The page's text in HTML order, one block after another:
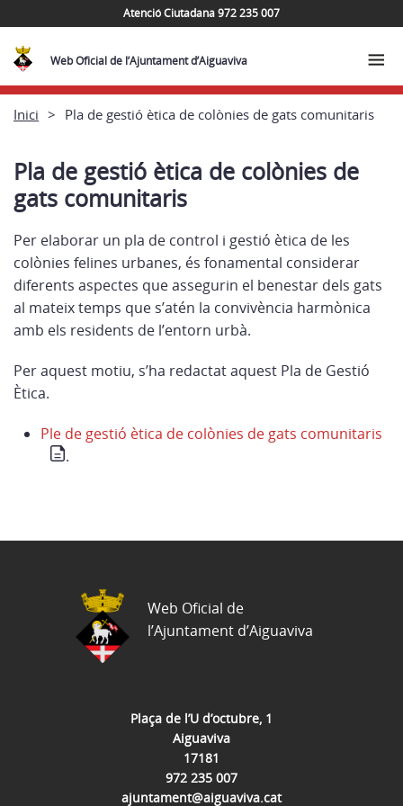
Atenció Ciutadana 972 235 007
Web Oficial de l’Ajuntament d’Aiguaviva
Inici Pla de gestió ètica de colònies de gats comunitaris
Pla de gestió ètica de colònies de
gats comunitaris
Per elaborar un pla de control i gestió ètica de les
colònies felines urbanes, és fonamental considerar
diferents aspectes que assegurin el benestar dels gats
al mateix temps que s’atén la convivència harmònica
amb els residents de l’entorn urbà.
Per aquest motiu, s’ha redactat aquest Pla de Gestió
Ètica.
Ple de gestió ètica de colònies de gats comunitaris
.
Plaça de l’U d’octubre, 1
Aiguaviva
17181
972 235 007
ajuntament@aiguaviva.cat
Web Oficial de
l’Ajuntament d’Aiguaviva